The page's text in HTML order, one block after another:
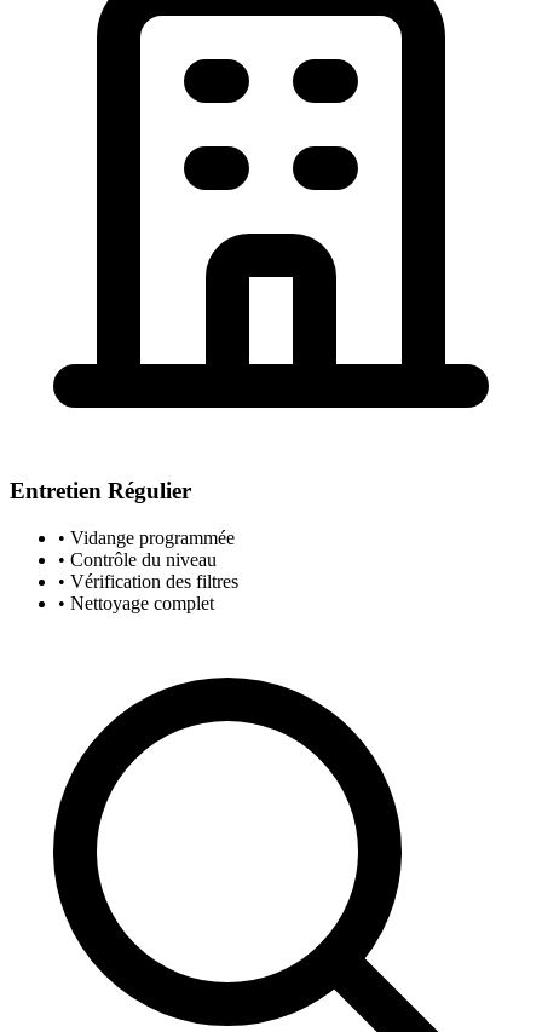
Entretien Régulier
• Vidange programmée
• Contrôle du niveau
• Vérification des filtres
• Nettoyage complet